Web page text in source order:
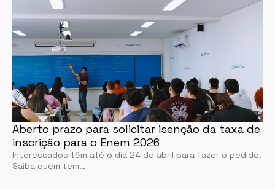
Aberto prazo para solicitar isenção da taxa de
inscrição para o Enem 2026
Interessados têm até o dia 24 de abril para fazer o pedido.
Saiba quem tem…